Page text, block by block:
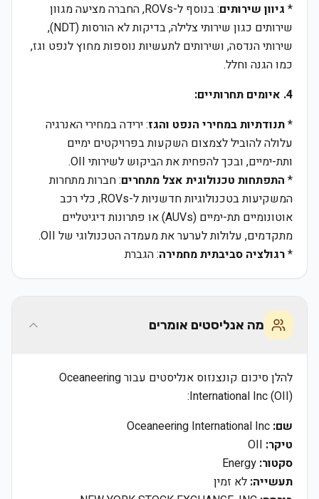
* גיוון שירותים
: בנוסף ל-ROVs, החברה מציעה מגוון
שירותים כגון שירותי צלילה, בדיקות לא הורסות (NDT),
שירותי הנדסה, ושירותים לתעשיות נוספות מחוץ לנפט וגז,
כמו הגנה וחלל.
4. איומים תחרותיים:
*תנודתיות במחירי הנפט והגז: ירידה במחירי האנרגיה
עלולה להוביל לצמצום השקעות בפרויקטים ימיים
ותת-ימיים, ובכך להפחית את הביקוש לשירותי OII.
* התפתחות טכנולוגית אצל מתחרים: חברות מתחרות
המשקיעות בטכנולוגיות חדשניות ל-ROVs, כלי רכב
אוטונומיים תת-ימיים (AUVs) או פתרונות דיגיטליים
מתקדמים, עלולות לערער את מעמדה הטכנולוגי של OII.
*רגולציה סביבתית מחמירה: הגברת
מה אנליסטים אומרים
להלן סיכום קונצנזוס אנליסטים עבור Oceaneering
International Inc (OII):
שם:
טיקר:
סקטור:
תעשייה: לא זמין